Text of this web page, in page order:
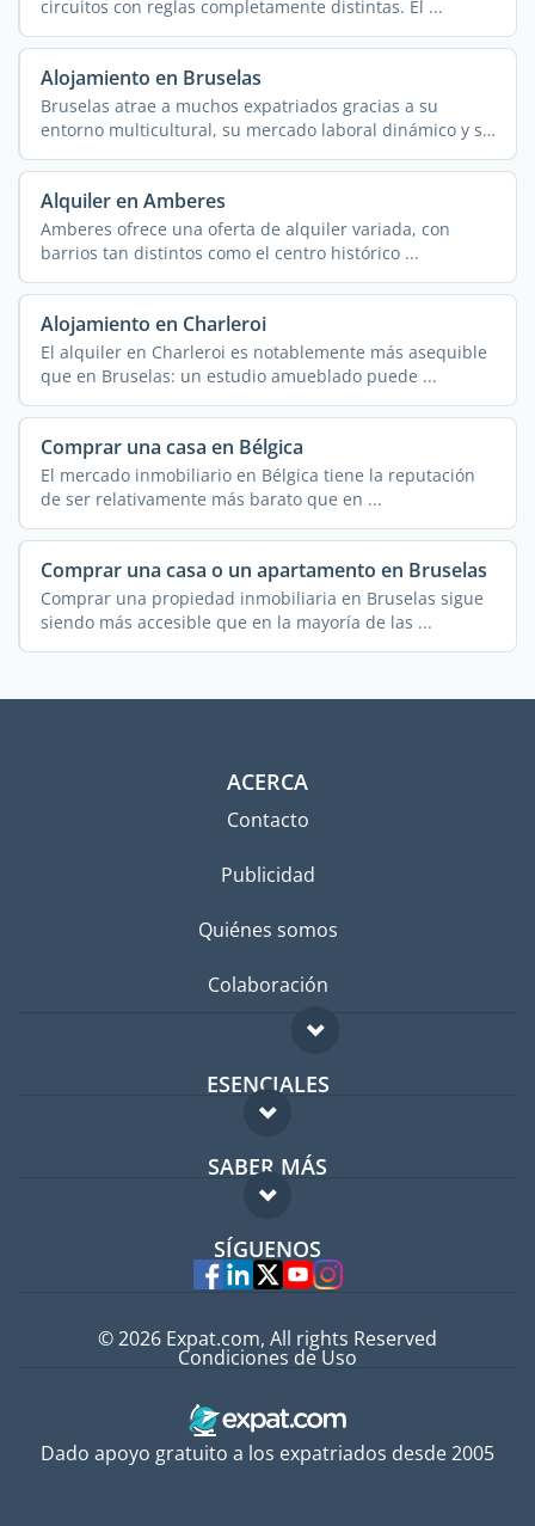
circuitos con reglas completamente distintas. El ...
Alojamiento en Bruselas
Bruselas atrae a muchos expatriados gracias a su
entorno multicultural, su mercado laboral dinámico y su
...
Alquiler en Amberes
Amberes ofrece una oferta de alquiler variada, con
barrios tan distintos como el centro histórico ...
Alojamiento en Charleroi
El alquiler en Charleroi es notablemente más asequible
que en Bruselas: un estudio amueblado puede ...
Comprar una casa en Bélgica
El mercado inmobiliario en Bélgica tiene la reputación
de ser relativamente más barato que en ...
Comprar una casa o un apartamento en Bruselas
Comprar una propiedad inmobiliaria en Bruselas sigue
siendo más accesible que en la mayoría de las ...
ACERCA
Contacto
Publicidad
Quiénes somos
Colaboración
ESENCIALES
Foro para expatriados
Guía para expatriados
Trabajos en el extranjero
SABER MÁS
FAQ
Expertos
SÍGUENOS
Dado apoyo gratuito a los expatriados desde 2005
© 2026 Expat.com, All rights Reserved
Condiciones de Uso